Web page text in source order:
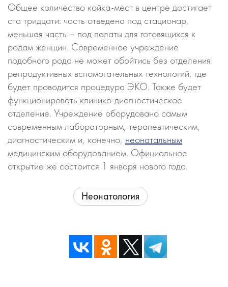
Общее количество койка-мест в центре достигает
ста тридцати: часть отведена под стационар,
меньшая часть – под палаты для готовящихся к
родам женщин. Современное учреждение
подобного рода не может обойтись без отделения
репродуктивных вспомогательных технологий, где
будет проводится процедура ЭКО. Также будет
функционировать клинико-диагностическое
отделение. Учреждение оборудовано самым
современным лабораторным, терапевтическим,
диагностическим и, конечно, неонатальным
медицинским оборудованием. Официальное
открытие же состоится 1 января нового года.
Неонатология